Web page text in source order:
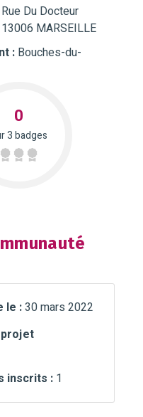
Du Docteur
MARSEILLE
: Bouches-du-
0
3 badges
le :30 mars 2022
inscrits : 1